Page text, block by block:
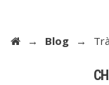
→ Blog →